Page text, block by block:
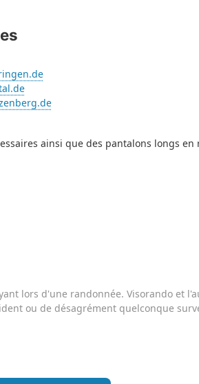
ainsi que des pantalons longs
lors d'une randonnée. Visorando et
ou de désagrément quelconque